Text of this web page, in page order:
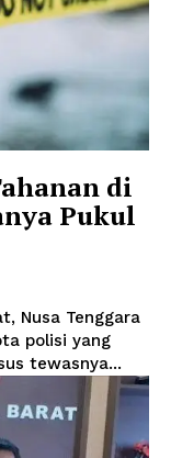
di
Pukul
polisi yang
tewasnya...